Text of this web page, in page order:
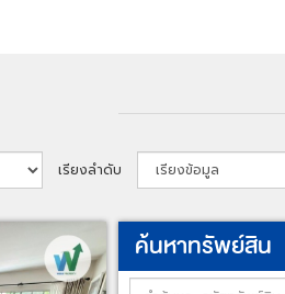
เรียงลำดับ
ค้นหาทรัพย์สิน